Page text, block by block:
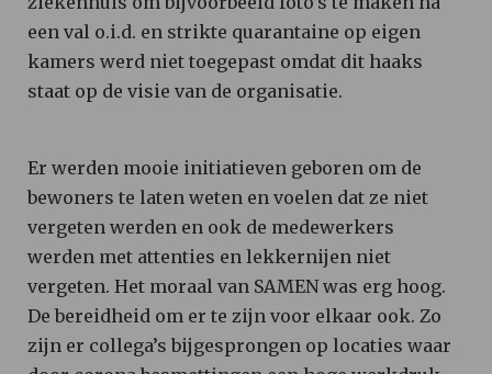
een val o.i.d. en strikte quarantaine op eigen
kamers werd niet toegepast omdat dit haaks
staat op de visie van de organisatie.
Er werden mooie initiatieven geboren om de
bewoners te laten weten en voelen dat ze niet
vergeten werden en ook de medewerkers
werden met attenties en lekkernijen niet
vergeten. Het moraal van SAMEN was erg hoog.
De bereidheid om er te zijn voor elkaar ook. Zo
zijn er collega’s bijgesprongen op locaties waar